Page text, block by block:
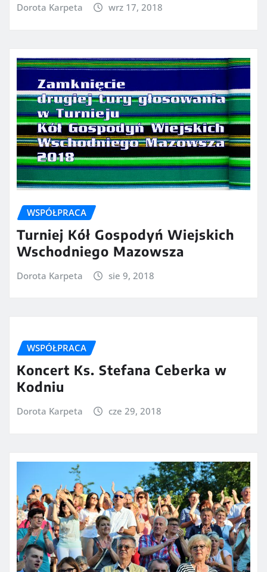
Dorota Karpeta wrz 17, 2018
WSPÓŁPRACA
Turniej Kół Gospodyń Wiejskich
Wschodniego Mazowsza
Dorota Karpeta sie 9, 2018
WSPÓŁPRACA
Koncert Ks. Stefana Ceberka w
Kodniu
Dorota Karpeta cze 29, 2018